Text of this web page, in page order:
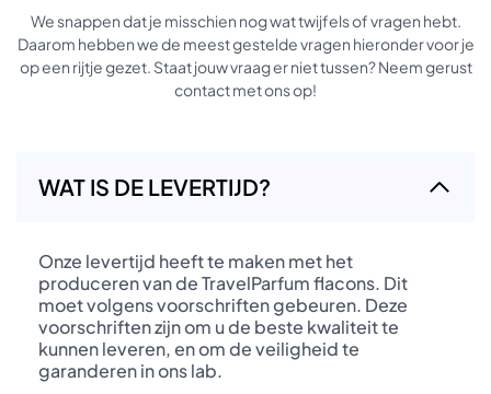
We snappen dat je misschien nog wat twijfels of vragen hebt.
Daarom hebben we de meest gestelde vragen hieronder voor je
op een rijtje gezet. Staat jouw vraag er niet tussen? Neem gerust
contact met ons op!
WAT IS DE LEVERTIJD?
Onze levertijd heeft te maken met het
produceren van de TravelParfum flacons. Dit
moet volgens voorschriften gebeuren. Deze
voorschriften zijn om u de beste kwaliteit te
kunnen leveren, en om de veiligheid te
garanderen in ons lab.